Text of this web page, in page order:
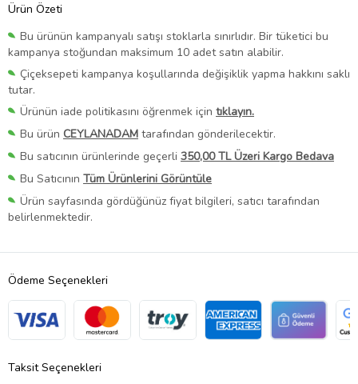
Ürün Özeti
Bu ürünün kampanyalı satışı stoklarla sınırlıdır. Bir tüketici bu
kampanya stoğundan maksimum 10 adet satın alabilir.
Çiçeksepeti kampanya koşullarında değişiklik yapma hakkını saklı
tutar.
Ürünün iade politikasını öğrenmek için tıklayın.
Bu ürün CEYLANADAM tarafından gönderilecektir.
Bu satıcının ürünlerinde geçerli 350,00 TL Üzeri Kargo Bedava
Bu Satıcının Tüm Ürünlerini Görüntüle
Ürün sayfasında gördüğünüz fiyat bilgileri, satıcı tarafından
belirlenmektedir.
Ödeme Seçenekleri
Taksit Seçenekleri